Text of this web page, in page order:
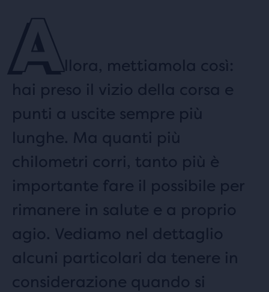
Allora, mettiamola così:
hai preso il vizio della corsa e
punti a uscite sempre più
lunghe. Ma quanti più
chilometri corri, tanto più è
importante fare il possibile per
rimanere in salute e a proprio
agio. Vediamo nel dettaglio
alcuni particolari da tenere in
considerazione quando si